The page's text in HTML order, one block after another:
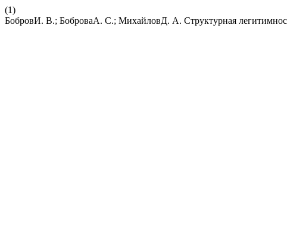
(1)
БобровИ. В.; БоброваА. С.; МихайловД. А. Структурная